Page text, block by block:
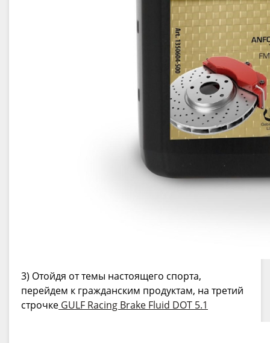
3) Отойдя от темы настоящего спорта,
перейдем к гражданским продуктам, на третий
строчке GULF Racing Brake Fluid DOT 5.1